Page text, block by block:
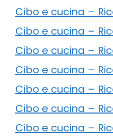
Cibo e cucina –
Cibo e cucina –
Cibo e cucina –
Cibo e cucina –
Cibo e cucina –
Cibo e cucina –
Cibo e cucina –